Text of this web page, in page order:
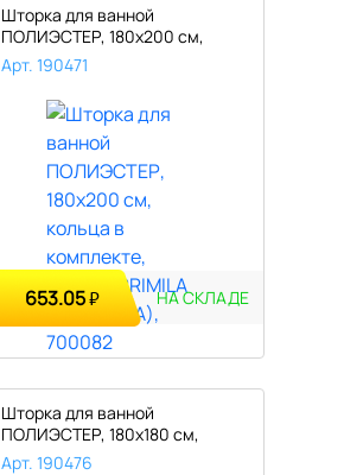
Шторка для ванной
ПОЛИЭСТЕР, 180х200 см,
кольца в компл..
Арт. 190471
653.05₽ НА СКЛАДЕ
Шторка для ванной
ПОЛИЭСТЕР, 180х180 см,
кольца в компл..
Арт. 190476